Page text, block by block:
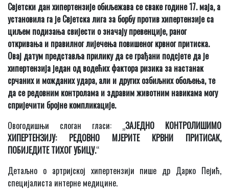
Свјетски дан хипертензије обиљежава се сваке године 17. маја, а
установила га је Свјетска лига за борбу против хипертензије са
циљем подизања свијести о значају превенције, раног
откривања и правилног лијечења повишеног крвног притиска.
Овај датум представља прилику да се грађани подсјете да је
хипертензија један од водећих фактора ризика за настанак
срчаних и можданих удара, али и других озбиљних обољења, те
да се редовним контролама и здравим животним навикама могу
спријечити бројне компликације.
Овогодишњи слоган гласи: „ЗАЈЕДНО КОНТРОЛИШИМО
ХИПЕРТЕНЗИЈУ: РЕДОВНО МЈЕРИТЕ КРВНИ ПРИТИСАК,
ПОБИЈЕДИТЕ ТИХОГ УБИЦУ.“
Детаљно о артријској хипертензији пише др Дарко Пејић,
специјалиста интерне медицине.